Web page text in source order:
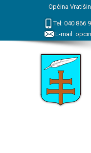
Općina
Tel: 040 866
E-mail: